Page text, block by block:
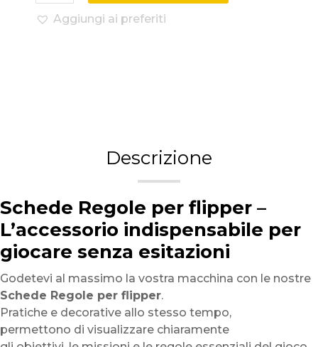
Aggiungi ai preferiti
Descrizione
Schede Regole per flipper –
L’accessorio indispensabile per
giocare senza esitazioni
Godetevi al massimo la vostra macchina con le nostre
Schede Regole per flipper.
Pratiche e decorative allo stesso tempo,
permettono di visualizzare chiaramente